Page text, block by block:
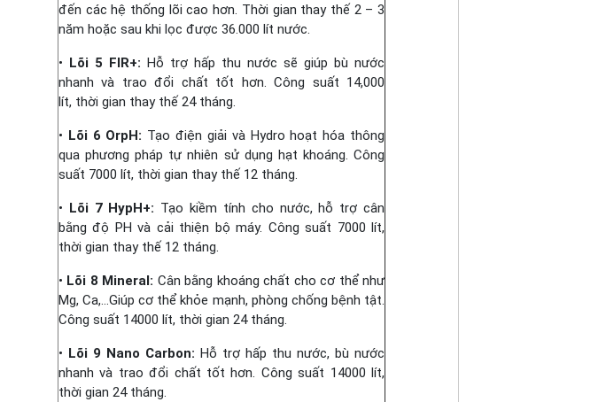
đến các hệ thống lõi cao hơn. Thời gian thay thế 2 – 3
năm hoặc sau khi lọc được 36.000 lít nước.
• Lõi 5 FIR+: Hỗ trợ hấp thu nước sẽ giúp bù nước
nhanh và trao đổi chất tốt hơn. Công suất 14,000
lít, thời gian thay thế 24 tháng.
• Lõi 6 OrpH: Tạo điện giải và Hydro hoạt hóa thông
qua phương pháp tự nhiên sử dụng hạt khoáng. Công
suất 7000 lít, thời gian thay thế 12 tháng.
• Lõi 7 HypH+: Tạo kiềm tính cho nước, hỗ trợ cân
bằng độ PH và cải thiện bộ máy. Công suất 7000 lít,
thời gian thay thế 12 tháng.
• Lõi 8 Mineral: Cân bằng khoáng chất cho cơ thể như
Mg, Ca,…Giúp cơ thể khỏe mạnh, phòng chống bệnh tật.
Công suất 14000 lít, thời gian 24 tháng.
• Lõi 9 Nano Carbon: Hỗ trợ hấp thu nước, bù nước
nhanh và trao đổi chất tốt hơn. Công suất 14000 lít,
thời gian 24 tháng.